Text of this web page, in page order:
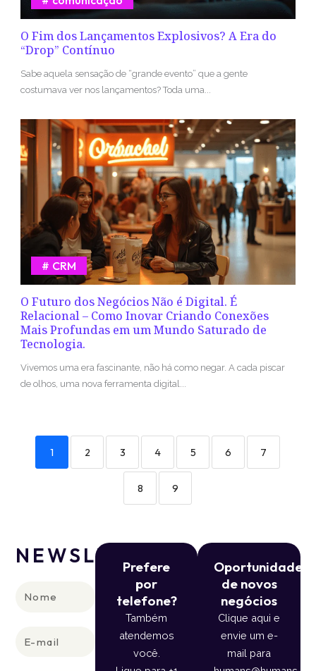
O Fim dos Lançamentos Explosivos? A Era do
“Drop” Contínuo
Sabe aquela sensação de “grande evento” que a gente
costumava ver nos lançamentos? Toda uma...
O Futuro dos Negócios Não é Digital. É
Relacional – Como Inovar Criando Conexões
Mais Profundas em um Mundo Saturado de
Tecnologia.
CRM
Vivemos uma era fascinante, não há como negar. A cada piscar
de olhos, uma nova ferramenta digital...
1 2 3 4 5 6 7
8 9
NEWSLETTER
Prefere
por
telefone?
Também
atendemos
você.
Oportunidade
de novos
negócios
Clique aqui e
envie um e-
mail para